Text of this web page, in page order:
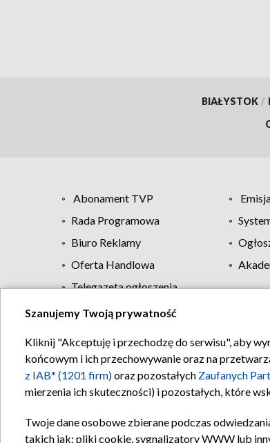
BIAŁYSTOK /
Abonament TVP
Rada Programowa
Biuro Reklamy
Oferta Handlowa
Telegazeta ogłoszenia
Szanujemy Twoją prywatność
Kliknij "Akceptuję i przechodzę do serwisu", aby
końcowym i ich przechowywanie oraz na
z IAB* (1201 firm)oraz pozostałych Zaufanych
mierzenia ich skuteczności) i pozostałych, które
Twoje dane osobowe zbierane podczas
takich jak: pliki cookie, sygnalizatory WWW lub